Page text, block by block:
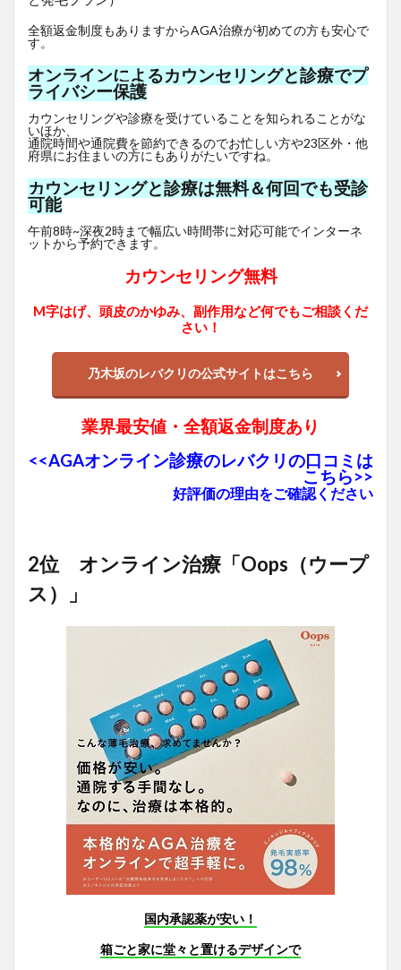
全額返金制度もありますからAGA治療が初めての方も安心で
す。
オンラインによるカウンセリングと診療でプ
ライバシー保護
カウンセリングや診療を受けていることを知られることがな
いほか、
通院時間や通院費を節約できるのでお忙しい方や23区外・他
府県にお住まいの方にもありがたいですね。
カウンセリングと診療は無料＆何回でも受診
可能
午前8時~深夜2時まで幅広い時間帯に対応可能でインターネ
ットから予約できます。
カウンセリング無料
M字はげ、頭皮のかゆみ、副作用など何でもご相談くだ
さい！
乃木坂のレバクリの公式サイトはこちら
業界最安値・全額返金制度あり
<<AGAオンライン診療のレバクリの口コミは
こちら>>
好評価の理由をご確認ください
2位 オンライン治療「Oops（ウープ
ス）」
国内承認薬が安い！
箱ごと家に堂々と置けるデザインで